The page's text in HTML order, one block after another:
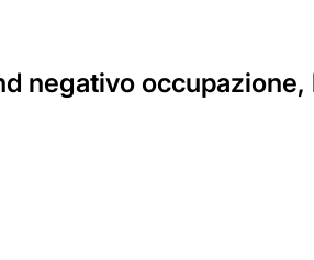
negativo